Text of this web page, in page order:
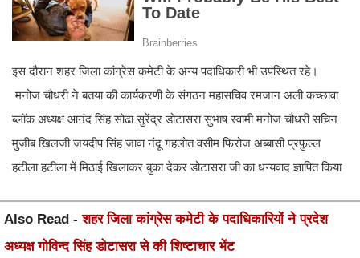
इस दौरान शहर जिला कांग्रेस कमेटी के अन्य पदाधिकारी भी उपस्थित रहे।
मनोज चौधरी ने बतया की कार्यकरणी के संगठन महासचिव रमजान अली कच्छावा
ब्लॉक अध्यक्ष आनंद सिंह सोढा सुरेंद्र डोटासरा सुभाष स्वामी मनोज चौधरी सचिन
मुजीब खिलजी जयदीप सिंह जावा नंदू गहलोत वसीम फिरोज अब्बासी प्रफुल्ल
हटीला हटीला में मिठाई खिलाकर बुका देकर डोटासरा जी का धन्यवाद ज्ञापित किया
Also Read -शहर जिला कांग्रेस कमेटी के पदाधिकारियों ने प्रदेश
अध्यक्ष गोविन्द सिंह डोटासरा से की शिष्टाचार भेंट